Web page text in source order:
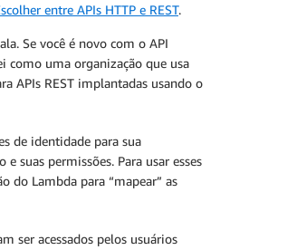
entre APIs HTTP e REST.
Se você é novo com o API
como uma organização que usa
APIs REST implantadas usando o
de identidade para sua
suas permissões. Para usar esses
do Lambda para “mapear” as
ser acessados pelos usuários